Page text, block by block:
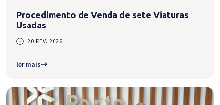
Procedimento de Venda de sete Viaturas
Usadas
20 FEV. 2026
ler mais